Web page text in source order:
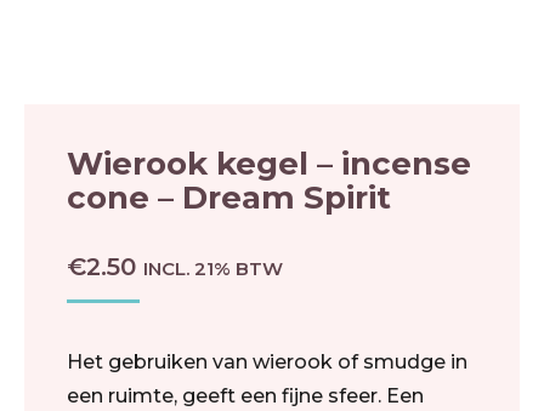
Wierook kegel – incense
cone – Dream Spirit
€2.50 INCL. 21% BTW
Het gebruiken van wierook of smudge in
een ruimte, geeft een fijne sfeer. Een